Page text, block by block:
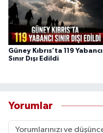
Güney Kıbrıs’ta 119 Yabancı
Sınır Dışı Edildi
Yorumlar